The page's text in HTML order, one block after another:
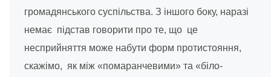
громадянського суспільства. З іншого боку, наразі
немає підстав говорити про те, що це
несприйняття може набути форм протистояння,
скажімо, як між «помаранчевими» та «біло-